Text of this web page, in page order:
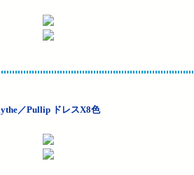
／Pullip ドレスX8色